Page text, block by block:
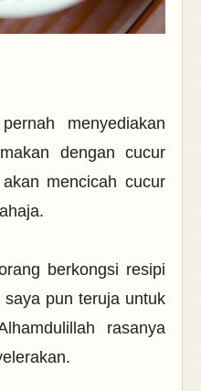
menyediakan
dengan cucur
mencicah cucur
berkongsi resipi
pun teruja untuk
rasanya